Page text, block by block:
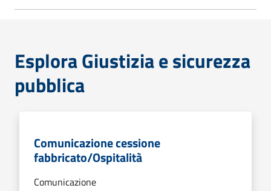
Esplora Giustizia e sicurezza
pubblica
Comunicazione cessione
fabbricato/Ospitalità
Comunicazione